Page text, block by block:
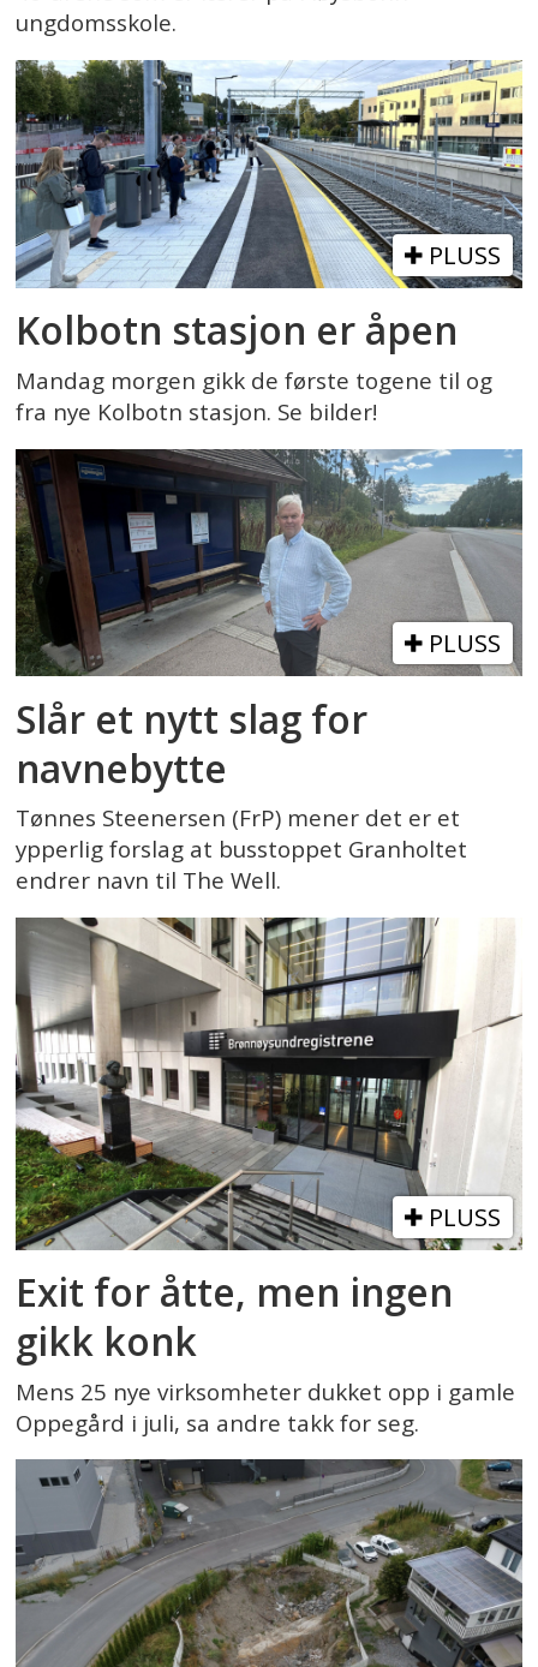
ungdomsskole.
PLUSS
Kolbotn stasjon er åpen
Mandag morgen gikk de første togene til og
fra nye Kolbotn stasjon. Se bilder!
PLUSS
Slår et nytt slag for
navnebytte
Tønnes Steenersen (FrP) mener det er et
ypperlig forslag at busstoppet Granholtet
endrer navn til The Well.
PLUSS
Exit for åtte, men ingen
gikk konk
Mens 25 nye virksomheter dukket opp i gamle
Oppegård i juli, sa andre takk for seg.